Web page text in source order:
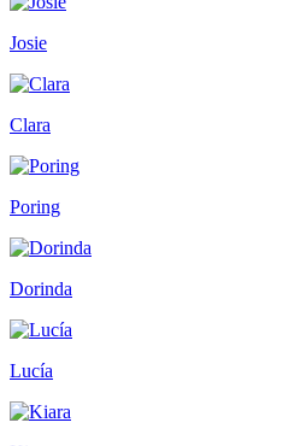
Josie
Clara
Poring
Dorinda
Lucía